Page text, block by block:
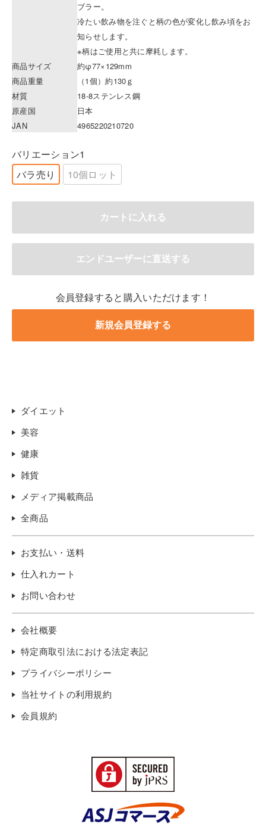
ブラー。
冷たい飲み物を注ぐと柄の色が変化し飲み頃をお
知らせします。
※柄はご使用と共に摩耗します。
商品サイズ
約φ77×129mm
商品重量
（1個）約130ｇ
材質
18-8ステンレス鋼
原産国
日本
JAN
4965220210720
バリエーション1
バラ売り
10個ロット
会員登録すると購入いただけます！
ダイエット
美容
健康
雑貨
メディア掲載商品
全商品
お支払い・送料
仕入れカート
お問い合わせ
会社概要
特定商取引法における法定表記
プライバシーポリシー
当社サイトの利用規約
会員規約